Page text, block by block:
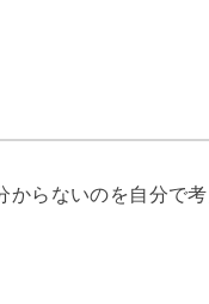
からないのを自分で